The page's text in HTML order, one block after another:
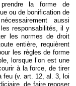
la forme de
ou de bonification de
aussi
responsabilités, il y
les normes de droit
entière, requièrent
les règles de forme
lorsque l’on est une
à la force, de tirer
feu (v. art. 12, al. 3, loi
de faire reposer